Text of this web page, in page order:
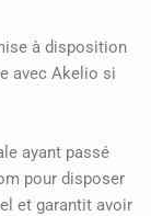
à disposition
avec Akelio si
ayant passé
pour disposer
et garantit avoir